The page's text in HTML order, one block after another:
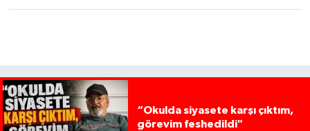
“Okulda siyasete karşı çıktım,
görevim feshedildi"